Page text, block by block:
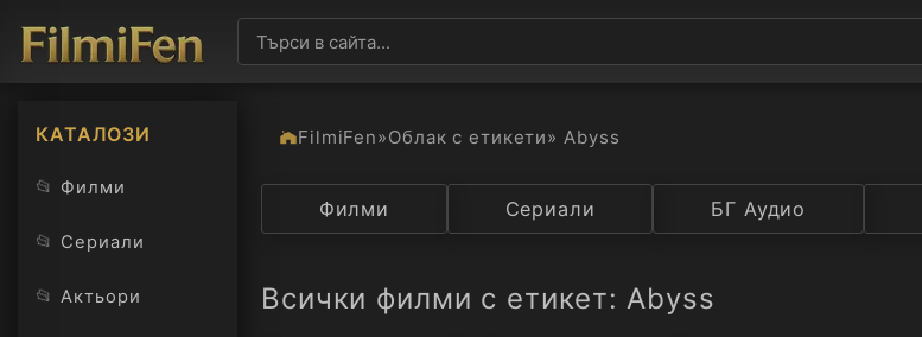
КАТАЛОЗИ
📂 Филми
📂 Сериали
📂 Актьори
FilmiFen»Облак с етикети» Abyss
Категория Държава
Филми Сериали БГ Аудио
Всички филми с етикет: Abyss